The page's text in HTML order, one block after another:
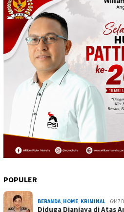
POPULER
BERANDA HOME KRIMINAL 6447
Diduga Dianiaya di Atas